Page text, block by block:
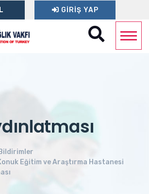
GIRIŞ YAP
Eğitim ve Araştırma Hastanesi